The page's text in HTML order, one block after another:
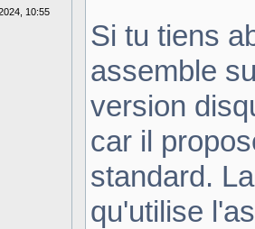
10:55
Si tu tiens
assemble
version
car il
standard.
qu'utilise